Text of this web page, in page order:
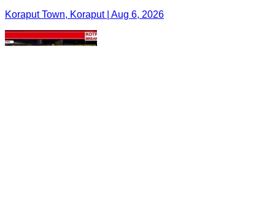
Koraput Town, Koraput | Aug 6, 2026